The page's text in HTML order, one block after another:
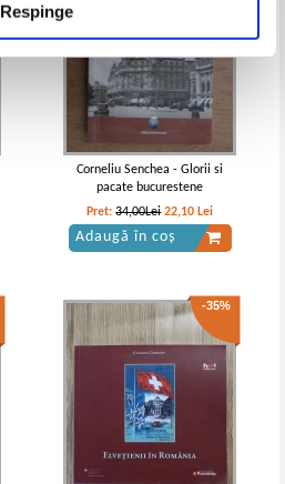
Respinge
Corneliu Senchea - Glorii si
pacate bucurestene
Pret:34,00Lei 22,10 Lei
Adaugă în coș
-35%